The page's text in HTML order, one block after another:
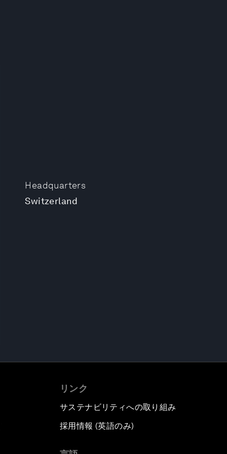
Headquarters
Switzerland
リンク
サステナビリティへの取り組み
採用情報 (英語のみ)